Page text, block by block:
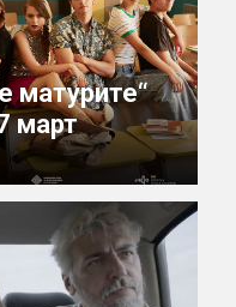
матурите“
март